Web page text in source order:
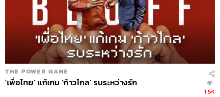
THE POWER GAME
‘เพื่อไทย’ แก้เกม ‘ก้าวไกล’ รบระหว่างรัก
1.5K